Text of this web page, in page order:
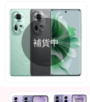
補貨中